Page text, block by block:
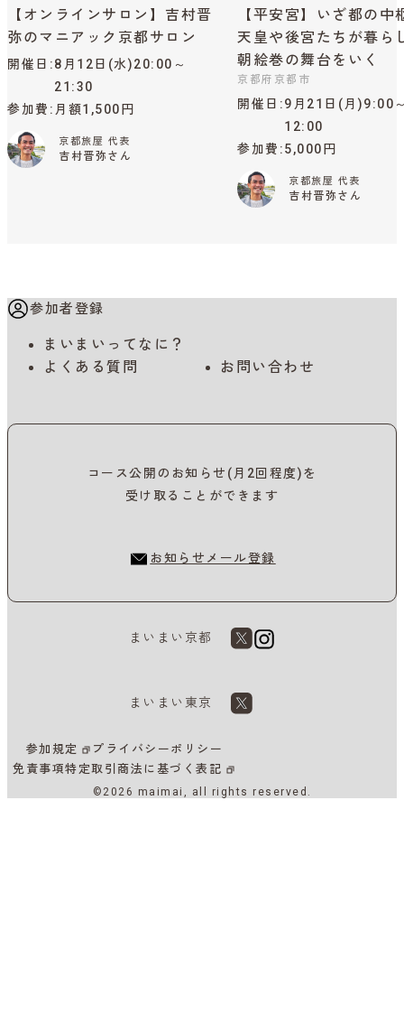
【オンラインサロン】吉村晋
弥のマニアック京都サロン
開催日
8月12日(水)20:00～
21:30
参加費
月額1,500円
京都旅屋 代表
吉村晋弥さん
【平安宮】いざ都の中
天皇や後宮たちが暮ら
朝絵巻の舞台をいく
京都府京都市
開催日
9月21日(月)9:00
12:00
参加費 5,000円
京都旅屋 代表
吉村晋弥さん
参加者登録
まいまいってなに？
よくある質問
お問い合わせ
コース公開のお知らせ(月2回程度)を
受け取ることができます
お知らせメール登録
まいまい京都
まいまい東京
参加規定
プライバシーポリシー
免責事項特定取引商法に基づく表記
©2026 maimai, all rights reserved.